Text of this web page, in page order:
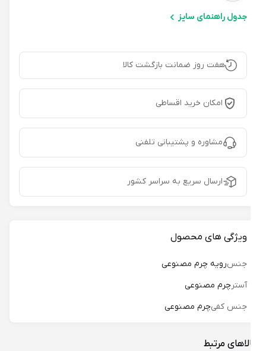
جدول راهنمای سایز
هفت روز ضمانت بازگشت کالا
امکان خرید اقساطی
مشاوره و پشتیبانی تلفنی
ارسال سریع به سراسر کشور
ویژگی های محصول
جنسرویه چرم مصنوعی
آسترچرم مصنوعی
جنس کفی چرم مصنوعی
مرتبط